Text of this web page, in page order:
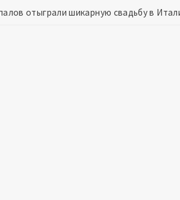
отыграли шикарную свадьбу в